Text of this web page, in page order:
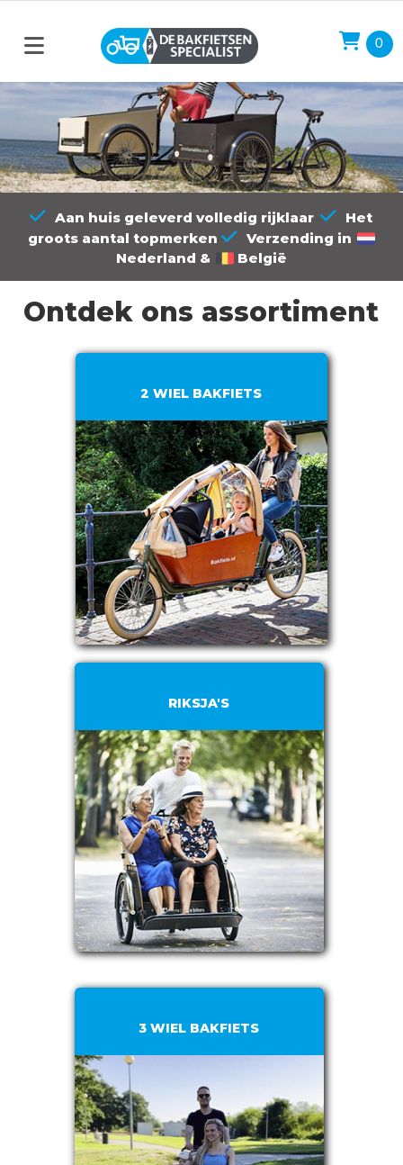
0
Aan huis geleverd volledig rijklaar
Het
groots aantal topmerken
Verzending in
Nederland &
België
Ontdek ons assortiment
2 WIEL BAKFIETS
RIKSJA'S
3 WIEL BAKFIETS